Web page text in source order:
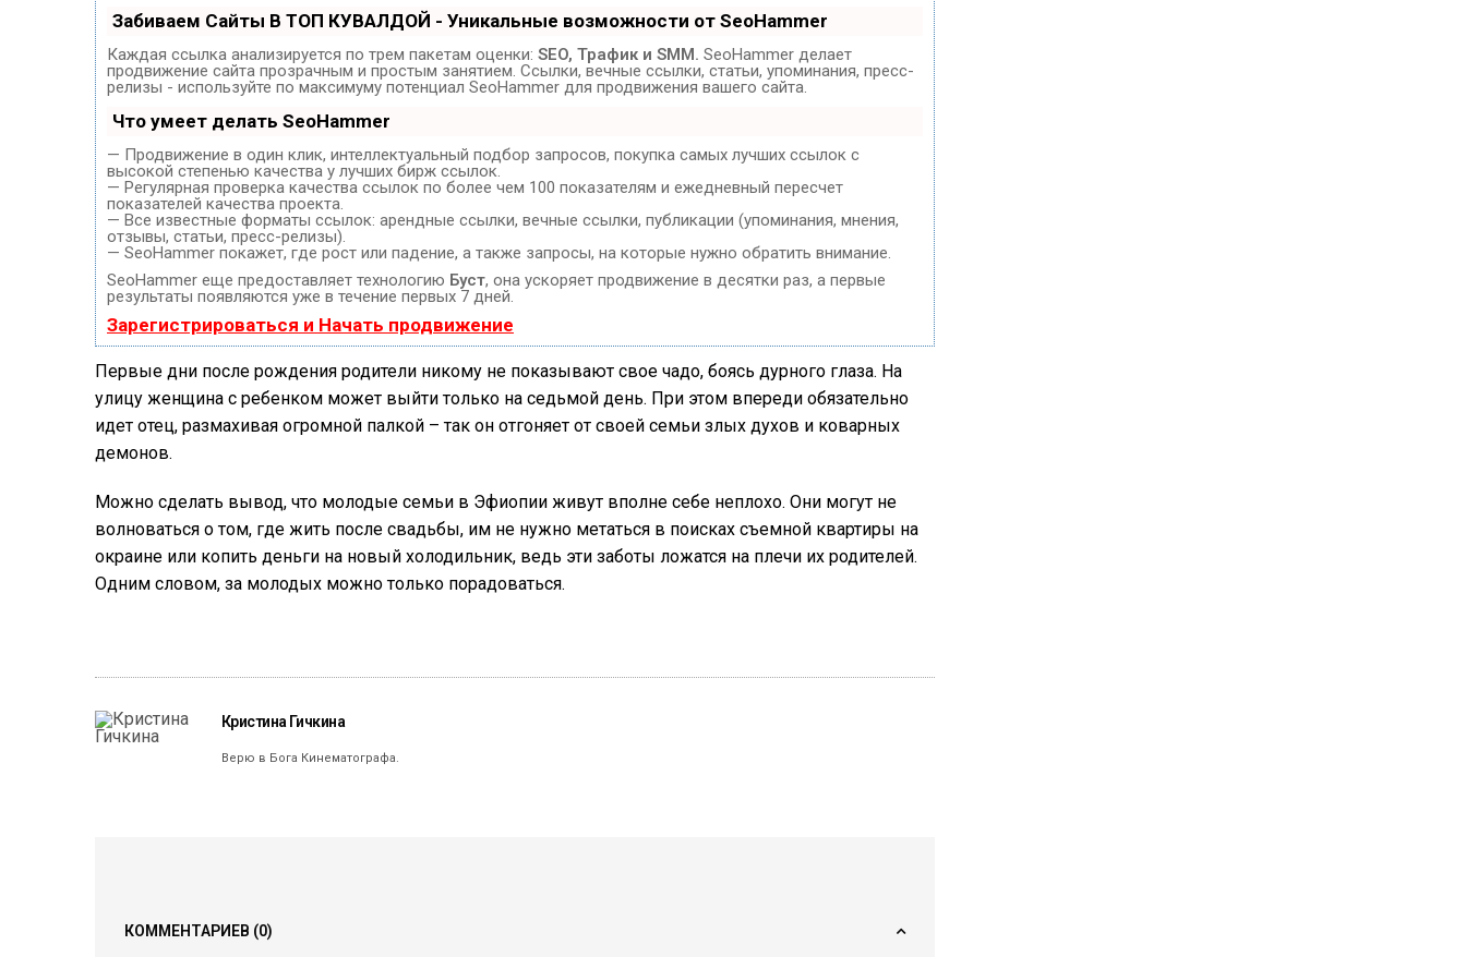
Забиваем Сайты В ТОП КУВАЛДОЙ - Уникальные возможности от SeoHammer
Каждая ссылка анализируется по трем пакетам оценки: SEO, Трафик и SMM. SeoHammer делает
продвижение сайта прозрачным и простым занятием. Ссылки, вечные ссылки, статьи, упоминания, пресс-
релизы - используйте по максимуму потенциал SeoHammer для продвижения вашего сайта.
Что умеет делать SeoHammer
— Продвижение в один клик, интеллектуальный подбор запросов, покупка самых лучших ссылок с
высокой степенью качества у лучших бирж ссылок.
— Регулярная проверка качества ссылок по более чем 100 показателям и ежедневный пересчет
показателей качества проекта.
— Все известные форматы ссылок: арендные ссылки, вечные ссылки, публикации (упоминания, мнения,
отзывы, статьи, пресс-релизы).
— SeoHammer покажет, где рост или падение, а также запросы, на которые нужно обратить внимание.
SeoHammer еще предоставляет технологию Буст, она ускоряет продвижение в десятки раз, а первые
результаты появляются уже в течение первых 7 дней.
Зарегистрироваться и Начать продвижение
Первые дни после рождения родители никому не показывают свое чадо, боясь дурного глаза. На
улицу женщина с ребенком может выйти только на седьмой день. При этом впереди обязательно
идет отец, размахивая огромной палкой – так он отгоняет от своей семьи злых духов и коварных
демонов.
Можно сделать вывод, что молодые семьи в Эфиопии живут вполне себе неплохо. Они могут не
волноваться о том, где жить после свадьбы, им не нужно метаться в поисках съемной квартиры на
окраине или копить деньги на новый холодильник, ведь эти заботы ложатся на плечи их родителей.
Одним словом, за молодых можно только порадоваться.
Кристина Гичкина
Верю в Бога Кинематографа.
КОММЕНТАРИЕВ (0)